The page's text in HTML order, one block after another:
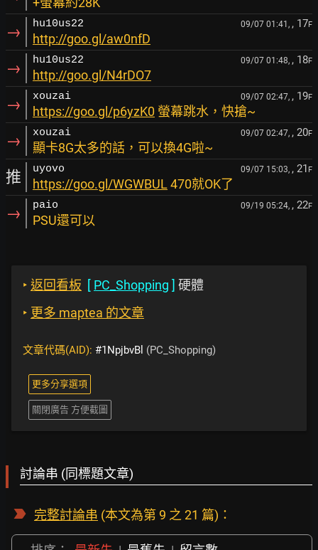
→ hu10us22 09/07 01:41, , 17F
http://goo.gl/aw0nfD
→ hu10us22 09/07 01:48, , 18F
http://goo.gl/N4rDO7
→ xouzai 09/07 02:47, , 19F
https://goo.gl/p6yzK0 螢幕跳水，快搶~
→ xouzai 09/07 02:47, , 20F
顯卡8G太多的話，可以換4G啦~
推 uyovo 09/07 15:03, , 21 F
https://goo.gl/WGWBUL 470就OK了
→ paio 09/19 05:24, , 22F
PSU還可以
‣ 返回看板 [ PC_Shopping ] 硬體
‣ 更多 maptea 的文章
文章代碼(AID): #1NpjbvBl (PC_Shopping)
更多分享選項
關閉廣告 方便截圖
討論串 (同標題文章)
完整討論串 (本文為第 9 之 21 篇)：